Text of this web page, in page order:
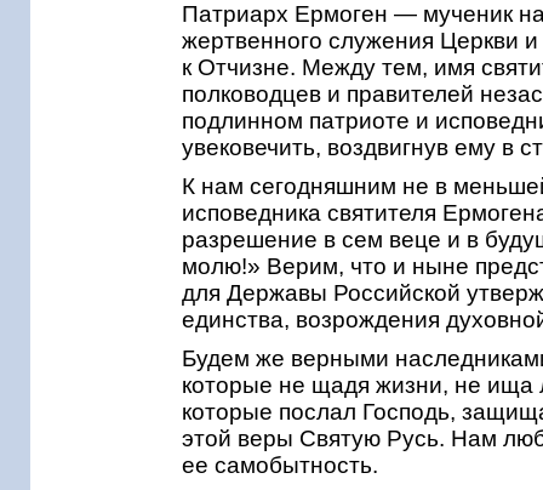
Патриарх Ермоген — мученик
жертвенного служения Церкви
к Отчизне. Между тем, имя
полководцев и правителей
подлинном патриоте и
увековечить, воздвигнув ему в
К нам сегодняшним не в
исповедника святителя
разрешение в сем веце и в
молю!» Верим, что и ныне
для Державы Российской
единства, возрождения
Будем же верными
которые не щадя жизни, не ища
которые послал Господь,
этой веры Святую Русь. Нам
ее самобытность.